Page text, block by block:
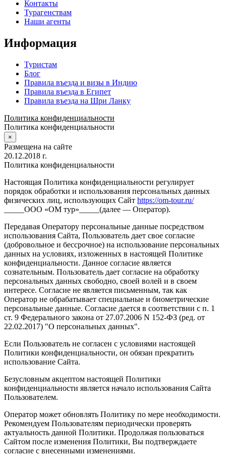
Контакты
Турагенствам
Наши агенты
Информация
Туристам
Блог
Правила въезда и визы в Индию
Правила въезда в Египет
Правила въезда на Шри Ланку
Политика конфиденциальности
Политика конфиденциальности
×
Размещена на сайте
20.12.2018 г.
Политика конфиденциальности
Настоящая Политика конфиденциальности регулирует
порядок обработки и использования персональных данных
физических лиц, использующих Сайт https://om-tour.ru/
_____ООО «ОМ тур»_____(далее — Оператор).
Передавая Оператору персональные данные посредством
использования Сайта, Пользователь дает свое согласие
(добровольное и бессрочное) на использование персональных
данных на условиях, изложенных в настоящей Политике
конфиденциальности. Данное согласие является
сознательным. Пользователь дает согласие на обработку
персональных данных свободно, своей волей и в своем
интересе. Согласие не является письменным, так как
Оператор не обрабатывает специальные и биометрические
персональные данные. Согласие дается в соответствии с п. 1
ст. 9 Федерального закона от 27.07.2006 N 152-ФЗ (ред. от
22.02.2017) "О персональных данных".
Если Пользователь не согласен с условиями настоящей
Политики конфиденциальности, он обязан прекратить
использование Сайта.
Безусловным акцептом настоящей Политики
конфиденциальности является начало использования Сайта
Пользователем.
Оператор может обновлять Политику по мере необходимости.
Рекомендуем Пользователям периодически проверять
актуальность данной Политики. Продолжая пользоваться
Сайтом после изменения Политики, Вы подтверждаете
согласие с внесенными изменениями.